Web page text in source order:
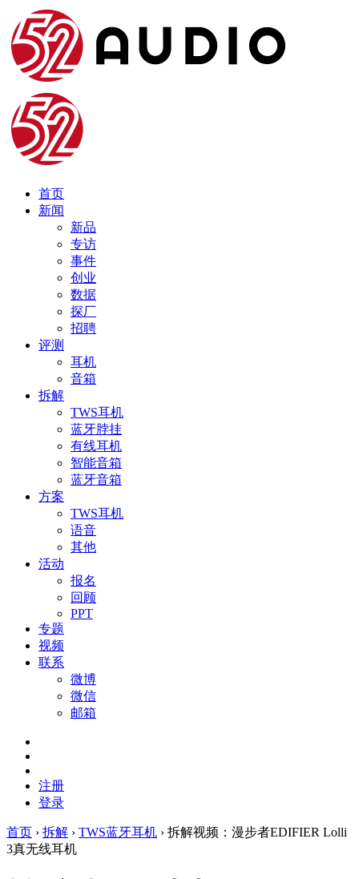
首页
新闻
新品
专访
事件
创业
数据
探厂
招聘
评测
耳机
音箱
拆解
TWS耳机
蓝牙脖挂
有线耳机
智能音箱
蓝牙音箱
方案
TWS耳机
语音
其他
活动
报名
回顾
PPT
专题
视频
联系
微博
微信
邮箱
注册
登录
首页 › 拆解 › TWS蓝牙耳机 › 拆解视频：漫步者EDIFIER Lolli
3真无线耳机